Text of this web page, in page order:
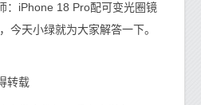
：iPhone 18 Pro配可变光圈镜
今天小绿就为大家解答一下。
转载